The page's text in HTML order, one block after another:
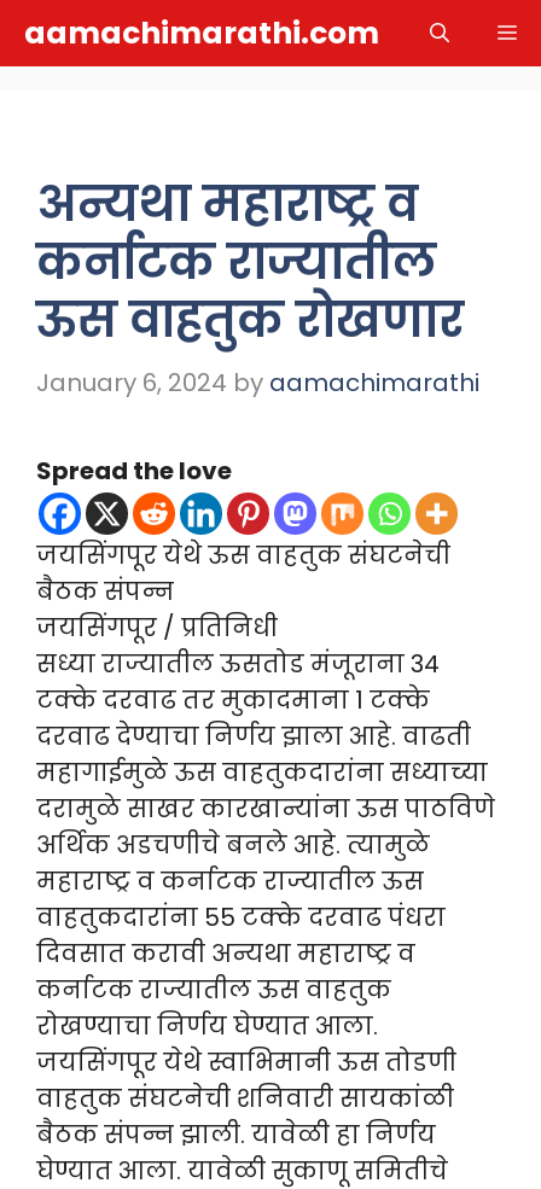
aamachimarathi.com
अन्यथा महाराष्ट्र व
कर्नाटक राज्यातील
ऊस वाहतुक रोखणार
January 6, 2024 by aamachimarathi
Spread the love
जयसिंगपूर येथे ऊस वाहतुक संघटनेची
बैठक संपन्न
जयसिंगपूर / प्रतिनिधी
सध्या राज्यातील ऊसतोड मंजूराना 34
टक्के दरवाढ तर मुकादमाना 1 टक्के
दरवाढ देण्याचा निर्णय झाला आहे. वाढती
महागाईमुळे ऊस वाहतुकदारांना सध्याच्या
दरामुळे साखर कारखान्यांना ऊस पाठविणे
अर्थिक अडचणीचे बनले आहे. त्यामुळे
महाराष्ट्र व कर्नाटक राज्यातील ऊस
वाहतुकदारांना 55 टक्के दरवाढ पंधरा
दिवसात करावी अन्यथा महाराष्ट्र व
कर्नाटक राज्यातील ऊस वाहतुक
रोखण्याचा निर्णय घेण्यात आला.
जयसिंगपूर येथे स्वाभिमानी ऊस तोडणी
वाहतुक संघटनेची शनिवारी सायकांळी
बैठक संपन्न झाली. यावेळी हा निर्णय
घेण्यात आला. यावेळी सुकाणू समितीचे